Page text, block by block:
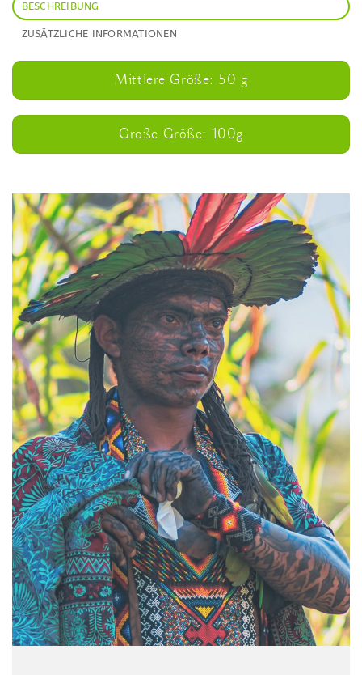
BESCHREIBUNG
ZUSÄTZLICHE INFORMATIONEN
Mittlere Größe: 50 g
Große Größe: 100g